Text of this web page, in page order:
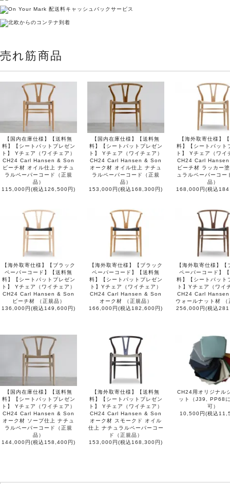
売れ筋商品
【国内在庫仕様】【送料無
料】【シートパットプレゼン
ト】 Yチェア（ワイチェア）
CH24 Carl Hansen & Son
ビーチ材 オイル仕上 ナチュ
ラルペーパーコード（正規
品）
115,000円(税込126,500円)
【国内在庫仕様】【送料無
料】【シートパットプレゼン
ト】 Yチェア（ワイチェア）
CH24 Carl Hansen & Son
オーク材 オイル仕上 ナチュ
ラルペーパーコード（正規
品）
153,000円(税込168,300円)
【海外取寄仕様】
料】【シートパット
ト】 Yチェア（ワイ
CH24 Carl
ビーチ材 ラッカー
ュラルペーパーコー
品）
168,000円(税込
【海外取寄仕様】【ブラック
ペーパーコード】【送料無
料】【シートパットプレゼン
ト】 Yチェア（ワイチェア）
CH24 Carl Hansen & Son
ビーチ材 （正規品）
136,000円(税込149,600円)
【海外取寄仕様】【ブラック
ペーパーコード】【送料無
料】【シートパットプレゼン
ト】Yチェア（ワイチェア）
CH24 Carl Hansen & Son
オーク材 （正規品）
166,000円(税込182,600円)
【海外取寄仕様】【
ペーパーコード】
料】【シートパット
ト】Yチェア（ワイ
CH24 Carl
ウォールナット材 （
256,000円(税込
【国内在庫仕様】【送料無
料】【シートパットプレゼン
ト】 Yチェア（ワイチェア）
CH24 Carl Hansen & Son
オーク材 ソープ仕上 ナチュ
ラルペーパーコード（正規
品）
144,000円(税込158,400円)
【海外取寄仕様】【送料無
料】【シートパットプレゼン
ト】 Yチェア（ワイチェア）
CH24 Carl Hansen & Son
オーク材 スモークド オイル
仕上 ナチュラルペーパーコー
ド（正規品）
153,000円(税込168,300円)
CH24用オリジナル
ット（J39, PP68
可）
10,500円(税込